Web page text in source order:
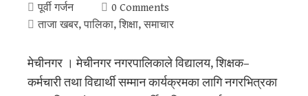
पूर्वी गर्जन
0 Comments
ताजा खबर, पालिका, शिक्षा, समाचार
मेचीनगर । मेचीनगर नगरपालिकाले विद्यालय, शिक्षक–
कर्मचारी तथा विद्यार्थी सम्मान कार्यक्रमका लागि नगरभित्रका